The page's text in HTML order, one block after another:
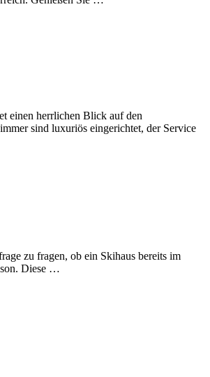
einen herrlichen Blick auf den
sind luxuriös eingerichtet, der Service
zu fragen, ob ein Skihaus bereits im
Diese …